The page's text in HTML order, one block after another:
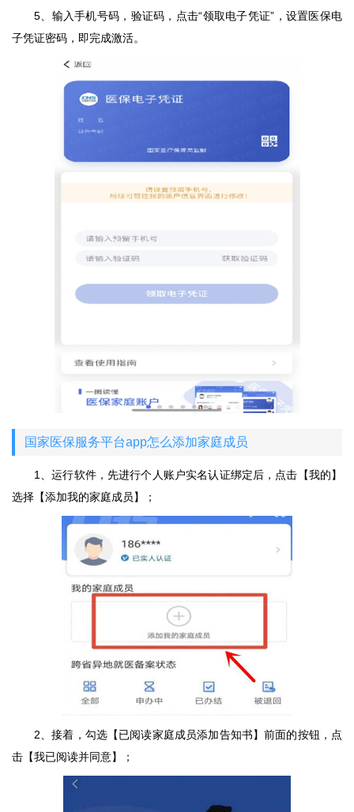
5、输入手机号码，验证码，点击“领取电子凭证”，设置医保电
子凭证密码，即完成激活。
国家医保服务平台app怎么添加家庭成员
1、运行软件，先进行个人账户实名认证绑定后，点击【我的】
选择【添加我的家庭成员】；
2、接着，勾选【已阅读家庭成员添加告知书】前面的按钮，点
击【我已阅读并同意】；